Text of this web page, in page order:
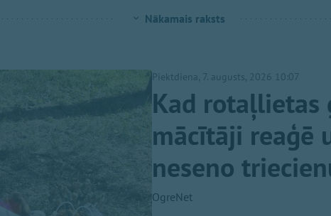
Nākamais raksts
Piektdiena, 7. augusts, 2026 10:07
Kad rotaļlietas
mācītāji reaģē
neseno
OgreNet